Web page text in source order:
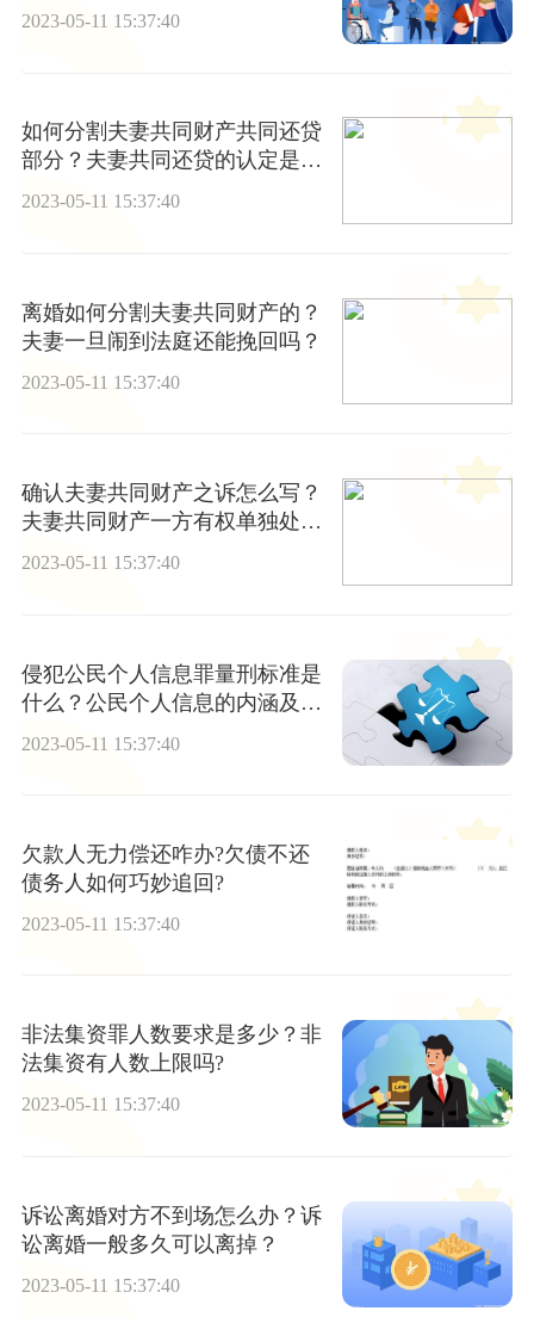
照哪些程序实施？
2023-05-11 15:37:40
如何分割夫妻共同财产共同还贷
部分？夫妻共同还贷的认定是什
么？
2023-05-11 15:37:40
离婚如何分割夫妻共同财产的？
夫妻一旦闹到法庭还能挽回吗？
2023-05-11 15:37:40
确认夫妻共同财产之诉怎么写？
夫妻共同财产一方有权单独处理
吗？
2023-05-11 15:37:40
侵犯公民个人信息罪量刑标准是
什么？公民个人信息的内涵及特
2023-05-11 15:37:40
欠款人无力偿还咋办?欠债不还
债务人如何巧妙追回?
2023-05-11 15:37:40
非法集资罪人数要求是多少？非
法集资有人数上限吗?
2023-05-11 15:37:40
诉讼离婚对方不到场怎么办？诉
讼离婚一般多久可以离掉？
2023-05-11 15:37:40